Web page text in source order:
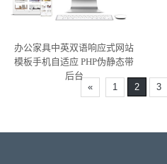
办公家具中英双语响应式网站
模板手机自适应 PHP伪静态带
后台
« 1 2 3